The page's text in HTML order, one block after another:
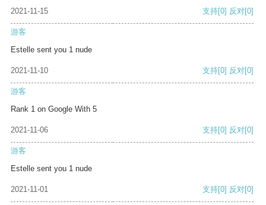
2021-11-15 支持[0] 反对[0]
游客
Estelle sent you 1 nude
2021-11-10 支持[0] 反对[0]
游客
Rank 1 on Google With 5
2021-11-06 支持[0] 反对[0]
游客
Estelle sent you 1 nude
2021-11-01 支持[0] 反对[0]